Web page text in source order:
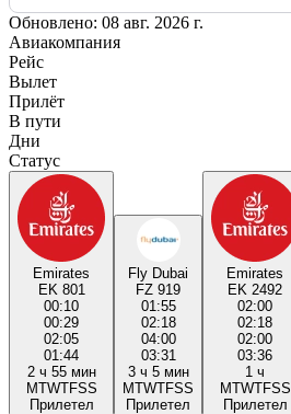
Обновлено: 08 авг. 2026 г.
Авиакомпания
Рейс
Вылет
Прилёт
В пути
Дни
Статус
Emirates
EK 801
00:10
00:29
02:05
01:44
2 ч 55 мин
MTWTFSS
Прилетел
Fly Dubai
FZ 919
01:55
02:18
04:00
03:31
3 ч 5 мин
MTWTFSS
Прилетел
Emirates
EK 2492
02:00
02:18
02:00
03:36
1 ч
MTWTFSS
Прилетел